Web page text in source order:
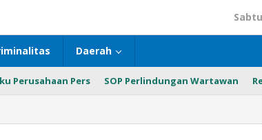
Daerah
Perusahaan Pers SOP Perlindungan Wartawan